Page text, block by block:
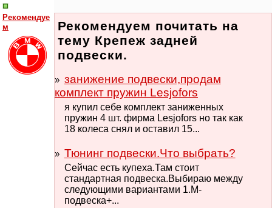
Рекомендуе
м
Рекомендуем почитать на
тему Крепеж задней
подвески.
занижение подвески,продам
комплект пружин Lesjofors
я купил себе комплект заниженных
пружин 4 шт. фирма Lesjofors но так как
18 колеса снял и оставил 15...
Тюнинг подвески.Что выбрать?
Сейчас есть купеха.Там стоит
стандартная подвеска.Выбираю между
следующими вариантами 1.М-
подвеска+...